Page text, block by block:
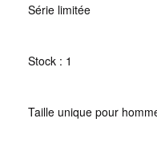
Série limitée
Stock : 1
Taille unique pour